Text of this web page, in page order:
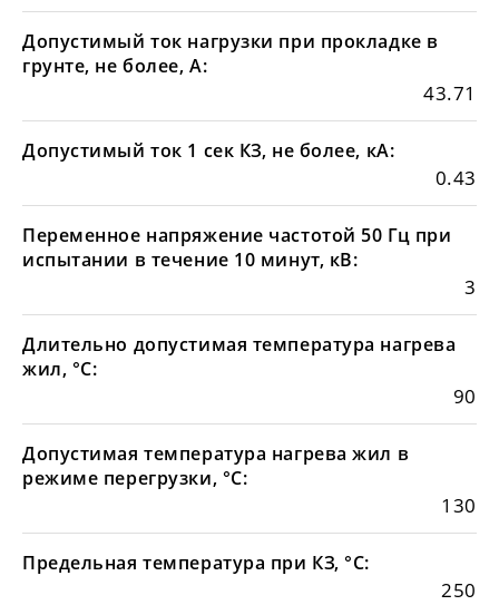
Допустимый ток нагрузки при прокладке в
грунте, не более, А:
43.71
Допустимый ток 1 сек КЗ, не более, кА:
0.43
Переменное напряжение частотой 50 Гц при
испытании в течение 10 минут, кВ:
3
Длительно допустимая температура нагрева
жил, °С:
90
Допустимая температура нагрева жил в
режиме перегрузки, °С:
130
Предельная температура при КЗ, °С:
250